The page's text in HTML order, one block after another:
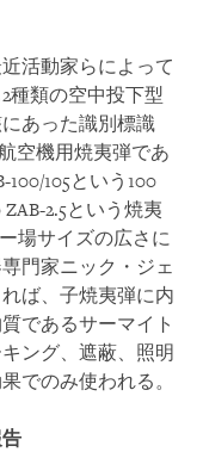
活動家らによって
種類の空中投下型
あった識別標識
空機用焼夷弾であ
105という100
2.5という焼夷
場サイズの広さに
門家ニック・ジェ
ば、子焼夷弾に内
であるサーマイト
ング、遮蔽、照明
でのみ使われる。